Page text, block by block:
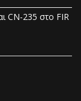
CN-235 στο FIR